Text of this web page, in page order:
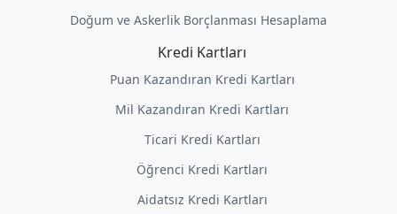
Doğum ve Askerlik Borçlanması Hesaplama
Kredi Kartları
Puan Kazandıran Kredi Kartları
Mil Kazandıran Kredi Kartları
Ticari Kredi Kartları
Öğrenci Kredi Kartları
Aidatsız Kredi Kartları